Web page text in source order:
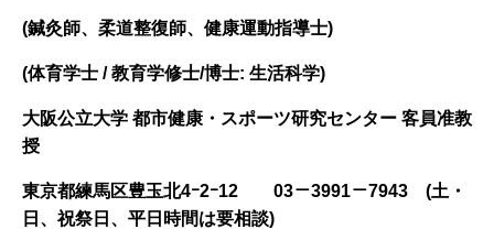
(鍼灸師、柔道整復師、健康運動指導士)
(体育学士 / 教育学修士/博士: 生活科学)
大阪公立大学 都市健康・スポーツ研究センター 客員准教
授
東京都練馬区豊玉北4ｰ2ｰ12
03－3991－7943 (土・
日、祝祭日、平日時間は要相談)